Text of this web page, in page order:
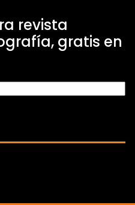
revista
gratis en